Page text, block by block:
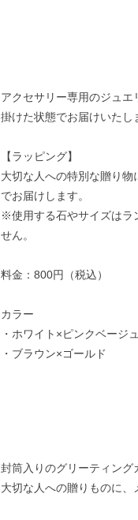
アクセサリー専用のジュ
掛けた状態でお届けいたし
【ラッピング】
大切な人への特別な贈り
でお届けします。
※使用する石やサイズはラ
せん。
料金：800円（税込）
カラー
・ホワイト×ピンクベージュ
・ブラウン×ゴールド
封筒入りのグリーティング
大切な人への贈りものに、